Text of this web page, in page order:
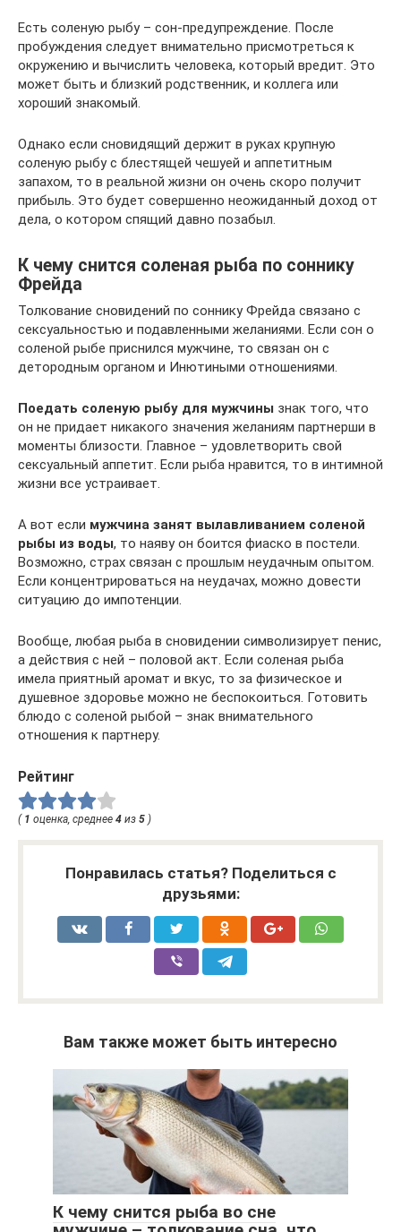
Есть соленую рыбу – сон-предупреждение. После
пробуждения следует внимательно присмотреться к
окружению и вычислить человека, который вредит. Это
может быть и близкий родственник, и коллега или
хороший знакомый.
Однако если сновидящий держит в руках крупную
соленую рыбу с блестящей чешуей и аппетитным
запахом, то в реальной жизни он очень скоро получит
прибыль. Это будет совершенно неожиданный доход от
дела, о котором спящий давно позабыл.
К чему снится соленая рыба по соннику
Фрейда
Толкование сновидений по соннику Фрейда связано с
сексуальностью и подавленными желаниями. Если сон о
соленой рыбе приснился мужчине, то связан он с
детородным органом и Инютиными отношениями.
Поедать соленую рыбу для мужчины знак того, что
он не придает никакого значения желаниям партнерши в
моменты близости. Главное – удовлетворить свой
сексуальный аппетит. Если рыба нравится, то в интимной
жизни все устраивает.
А вот если мужчина занят вылавливанием соленой
рыбы из воды, то наяву он боится фиаско в постели.
Возможно, страх связан с прошлым неудачным опытом.
Если концентрироваться на неудачах, можно довести
ситуацию до импотенции.
Вообще, любая рыба в сновидении символизирует пенис,
а действия с ней – половой акт. Если соленая рыба
имела приятный аромат и вкус, то за физическое и
душевное здоровье можно не беспокоиться. Готовить
блюдо с соленой рыбой – знак внимательного
отношения к партнеру.
Рейтинг
( 1 оценка, среднее 4 из 5 )
Понравилась статья? Поделиться с
друзьями:
Вам также может быть интересно
К чему снится рыба во сне